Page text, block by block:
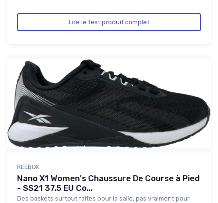
Lire le test produit complet
REEBOK
Nano X1 Women's Chaussure De Course à Pied
- SS21 37.5 EU Co...
Des baskets surtout faites pour la salle, pas vraiment pour